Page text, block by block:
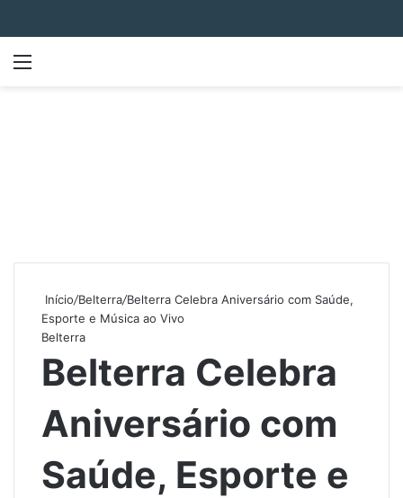
Início/Belterra/Belterra Celebra Aniversário com Saúde,
Esporte e Música ao Vivo
Belterra
Belterra Celebra
Aniversário com
Saúde, Esporte e